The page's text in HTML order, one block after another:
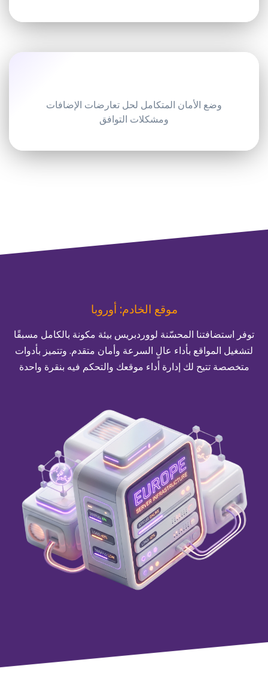
وضع الأمان المتكامل لحل تعارضات الإضافات
ومشكلات التوافق
موقع الخادم: أوروبا
توفر استضافتنا المحسّنة لووردبريس بيئة مكونة بالكامل مسبقًا
لتشغيل المواقع بأداء عالٍ السرعة وأمان متقدم. وتتميز بأدوات
متخصصة تتيح لك إدارة أداء موقعك والتحكم فيه بنقرة واحدة